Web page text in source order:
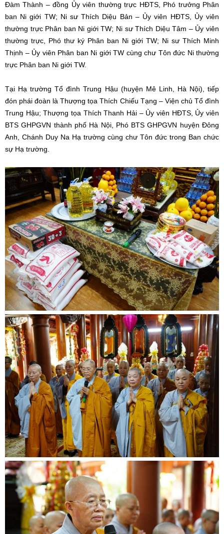
Đàm Thành – đồng Ủy viên thường trực HĐTS, Phó trưởng Phân
ban Ni giới TW; Ni sư Thích Diệu Bản – Ủy viên HĐTS, Ủy viên
thường trực Phân ban Ni giới TW; Ni sư Thích Diệu Tâm – Ủy viên
thường trực, Phó thư ký Phân ban Ni giới TW; Ni sư Thích Minh
Thịnh – Ủy viên Phân ban Ni giới TW cùng chư Tôn đức Ni thường
trực Phân ban Ni giới TW.
Tại Hạ trường Tổ đình Trung Hậu (huyện Mê Linh, Hà Nội), tiếp
đón phái đoàn là Thượng tọa Thích Chiếu Tạng – Viện chủ Tổ đình
Trung Hậu; Thượng tọa Thích Thanh Hải – Ủy viên HĐTS, Ủy viên
BTS GHPGVN thành phố Hà Nội, Phó BTS GHPGVN huyện Đông
Anh, Chánh Duy Na Hạ trường cùng chư Tôn đức trong Ban chức
sự Hạ trường.